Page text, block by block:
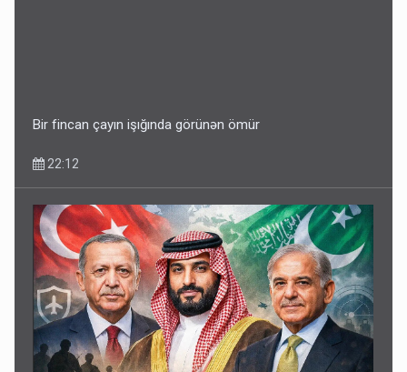
Media və Yayım Şurasına əlavə hüquq və vəzifələr verilib
13:24
Bir fincan çayın işığında görünən ömür
22:12